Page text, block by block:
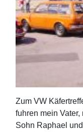
Zum VW
fuhren mein
Sohn Raphael